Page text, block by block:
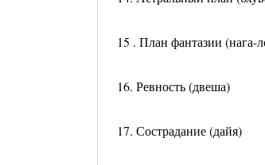
15 . План фантазии (нага-
16. Ревность (двеша)
17. Сострадание (дайя)